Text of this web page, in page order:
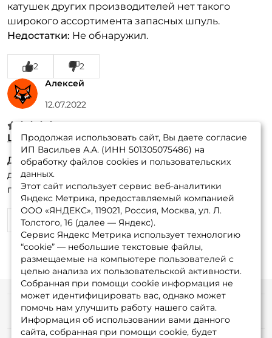
катушек других производителей нет такого
широкого ассортимента запасных шпуль.
Недостатки: Не обнаружил.
2
2
Алексей
12.07.2022
Шпуля Ryobi Virtus 2000
Достоинства:Подошла как родная. Никаких
дефектов нет. Отправили быстро, доставка
почтой до Нижегородской области 3 дня.
1 2
Продолжая использовать сайт, Вы даете согласие
ИП Васильев А.А. (ИНН 501305075486) на
обработку файлов cookies и пользовательских
данных.
Этот сайт использует сервис веб-аналитики
Яндекс Метрика, предоставляемый компанией
ООО «ЯНДЕКС», 119021, Россия, Москва, ул. Л.
Толстого, 16 (далее — Яндекс).
Сервис Яндекс Метрика использует технологию
“cookie” — небольшие текстовые файлы,
размещаемые на компьютере пользователей с
целью анализа их пользовательской активности.
Собранная при помощи cookie информация не
может идентифицировать вас, однако может
помочь нам улучшить работу нашего сайта.
Информация об использовании вами данного
сайта, собранная при помощи cookie, будет
Информация